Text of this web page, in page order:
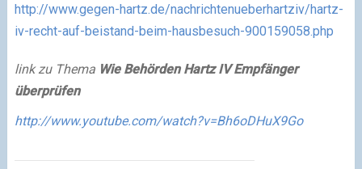
http://www.gegen-hartz.de/nachrichtenueberhartziv/hartz-
iv-recht-auf-beistand-beim-hausbesuch-900159058.php
link zu Thema Wie Behörden Hartz IV Empfänger
überprüfen
http://www.youtube.com/watch?v=Bh6oDHuX9Go